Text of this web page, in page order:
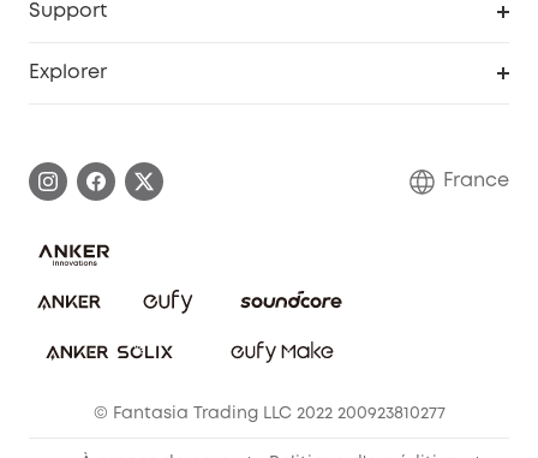
Support
Annuler la commande
Explorer
Communauté eufy Security
France
© Fantasia Trading LLC 2022 200923810277